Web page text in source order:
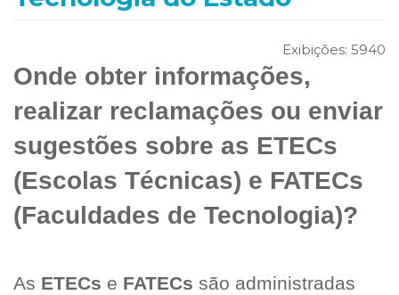
Exibições: 5940
Onde obter informações,
realizar reclamações ou enviar
sugestões sobre as ETECs
(Escolas Técnicas) e FATECs
(Faculdades de Tecnologia)?
As ETECs e FATECs são administradas